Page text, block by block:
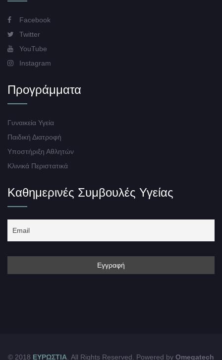
Facebook
Twitter
YouTube
Instagram
Προγράμματα
Γυναικεία Υγεία
Παιδική Διατροφή
Υποστήριξη Αθλητών
Κλινικά Περιστατικά
Καθημερινές Συμβουλές Υγείας
© 2018 ΕΥΡΩΣΤΙΑ . All Rights Reserved. Powered by Omegatech